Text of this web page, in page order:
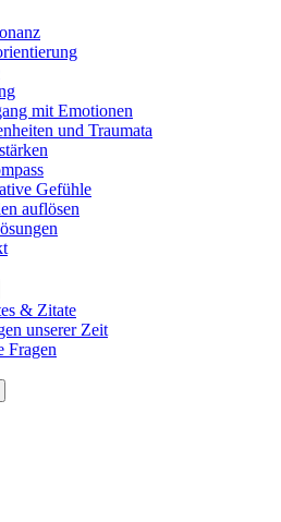
mit Emotionen
und Traumata
Gefühle
auflösen
& Zitate
unserer Zeit
Fragen